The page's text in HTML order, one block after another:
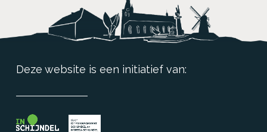
Deze website is een initiatief van: